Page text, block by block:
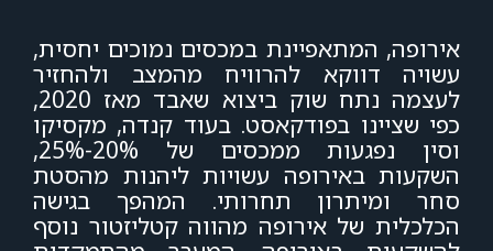
אירופה, המתאפיינת במכסים נמוכים יחסית,
עשויה דווקא להרוויח מהמצב ולהחזיר
לעצמה נתח שוק ביצוא שאבד מאז 2020,
כפי שציינו בפודקאסט. בעוד קנדה, מקסיקו
וסין נפגעות ממכסים של 20%-25%,
השקעות באירופה עשויות ליהנות מהסטת
סחר ומיתרון תחרותי. המהפך בגישה
הכלכלית של אירופה מהווה קטליזטור נוסף